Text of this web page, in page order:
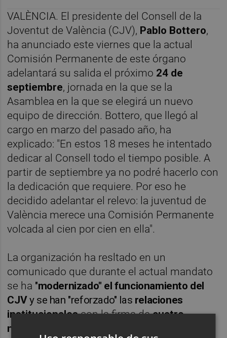
VALÈNCIA. El presidente del Consell de la
Joventut de València (CJV), Pablo Bottero,
ha anunciado este viernes que la actual
Comisión Permanente de este órgano
adelantará su salida el próximo 24 de
septiembre, jornada en la que se la
Asamblea en la que se elegirá un nuevo
equipo de dirección. Bottero, que llegó al
cargo en marzo del pasado año, ha
explicado: "En estos 18 meses he intentado
dedicar al Consell todo el tiempo posible. A
partir de septiembre ya no podré hacerlo con
la dedicación que requiere. Por eso he
decidido adelantar el relevo: la juventud de
València merece una Comisión Permanente
volcada al cien por cien en ella".
La organización ha resltado en un
comunicado que durante el actual mandato
se ha "modernizado" el funcionamiento del
CJVy se han "reforzado" las relaciones
institucionalescon la ﬁrma decuatro
nuevos convenios